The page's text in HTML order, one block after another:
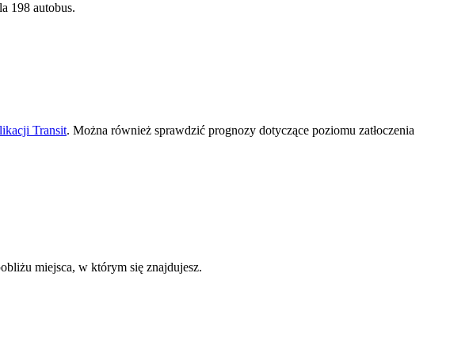
198 autobus.
Transit. Można również sprawdzić prognozy dotyczące poziomu zatłoczenia
miejsca, w którym się znajdujesz.